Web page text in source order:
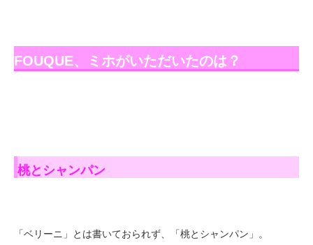
FOUQUE、ミホがいただいたのは？
桃とシャンパン
「ベリーニ」とは書いておられず、「桃とシャンパン」。